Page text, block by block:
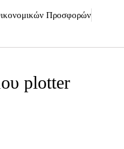
Προσφορών
plotter